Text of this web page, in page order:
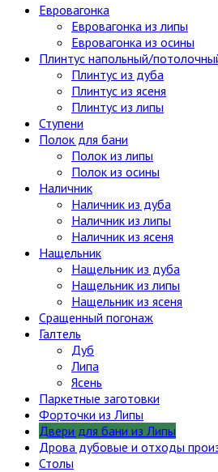
Евровагонка
Евровагонка из липы
Евровагонка из осины
Плинтус напольный/
Плинтус из дуба
Плинтус из ясеня
Плинтус из липы
Ступени
Полок для бани
Полок из липы
Полок из осины
Наличник
Наличник из дуба
Наличник из липы
Наличник из ясеня
Нащельник
Нащельник из дуба
Нащельник из липы
Нащельник из ясеня
Сращенный погонаж
Галтель
Дуб
Липа
Ясень
Паркетные заготовки
Форточки из Липы
Двери для бани из Липы
Дрова дубовые и отходы
Столы